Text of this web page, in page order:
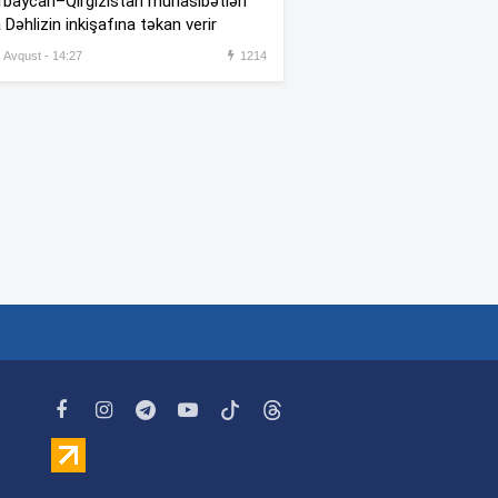
Karapetyan da
Azərbaycanla sülh istəyir:
hansı şərtləri var?
İran-ABŞ danışıqları Tehranı
Ad günü şənliyində yaralanan
rus general öldü
(VİDEO)
Əsryanın “kükrəmə”si:
Dəhlizin inkişafına təkan verir
Avqust - 14:27 1214